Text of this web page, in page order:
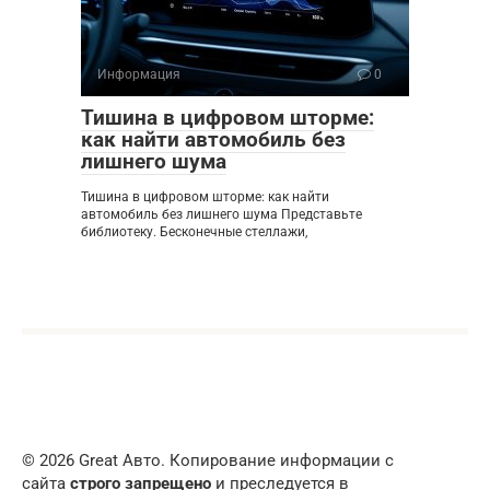
Информация 0
Тишина в цифровом шторме:
как найти автомобиль без
лишнего шума
Тишина в цифровом шторме: как найти
автомобиль без лишнего шума Представьте
библиотеку. Бесконечные стеллажи,
© 2026 Great Авто. Копирование информации с
сайта строго запрещено и преследуется в